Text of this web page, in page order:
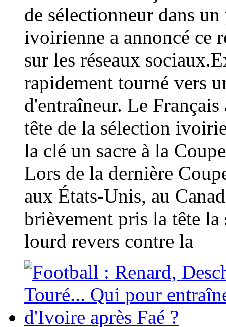
de sélectionneur dans
ivoirienne a annoncé ce
sur les réseaux
rapidement tourné vers
d'entraîneur. Le
tête de la sélection
la clé un sacre à la
Lors de la dernière
aux États-Unis, au
brièvement pris la tête
lourd revers contre la